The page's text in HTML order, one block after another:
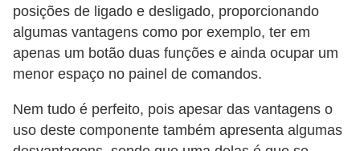
posições de ligado e desligado, proporcionando
algumas vantagens como por exemplo, ter em
apenas um botão duas funções e ainda ocupar um
menor espaço no painel de comandos.
Nem tudo é perfeito, pois apesar das vantagens o
uso deste componente também apresenta algumas
i
c
i
d
a
d